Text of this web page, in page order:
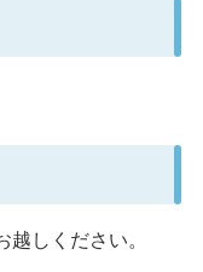
しください。